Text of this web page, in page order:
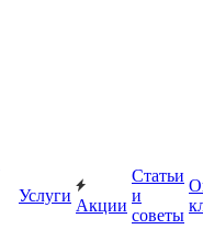
Услуги
Акции
Статьи
и
советы